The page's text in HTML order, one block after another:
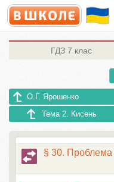
ГДЗ 7 клас
О.Г. Ярошенко
Тема 2. Кисень
§ 30. Проблема